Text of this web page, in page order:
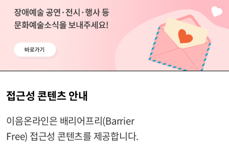
접근성 콘텐츠 안내
이음온라인은 배리어프리(Barrier
Free) 접근성 콘텐츠를 제공합니다.